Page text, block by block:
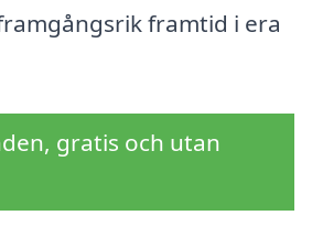
framtid i era
gratis och utan